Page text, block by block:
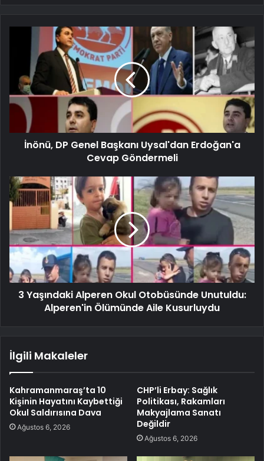
İnönü, DP Genel Başkanı Uysal'dan Erdoğan'a
Cevap Göndermeli
3 Yaşındaki Alperen Okul Otobüsünde Unutuldu:
Alperen'in Ölümünde Aile Kusurluydu
İlgili Makaleler
Kahramanmaraş’ta 10
Kişinin Hayatını Kaybettiği
Okul Saldırısına Dava
Ağustos 6, 2026
CHP’li Erbay: Sağlık
Politikası, Rakamları
Makyajlama Sanatı
Değildir
Ağustos 6, 2026